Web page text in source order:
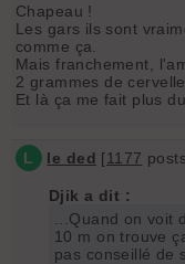
Chapeau !
Les gars ils sont
comme ça.
Mais franchement,
2 grammes de
Et là ça me fait plus
L le ded [1177
Djik a dit :
...Quand on voit
10 m on trouve
pas conseillé de